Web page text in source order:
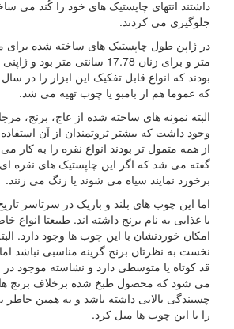
داشتند انتهای چاپستیک های خود را کُند می
جلوگیری می کردند.
متر و برای زنان 17.78 سانتی متر
که عموما هم از بامبو یا چوب تهیه می شد.
البته نمونه های ساخته شده از عاج، برنج،
وجود داشت که بیشتر ثروتمندان از آن
از همه متمول تر بودند انواع نقره را به کار
گفته می شد که اگر این چاپستیک های نقره
برخورد نمایند سیاه می شوند یا زنگ می زنند.
اما این چوب های بلند و باریک در سرتاسر
با غذایی به نام برنج داشته اند. طبیعتا انواع
امکان خوردنشان با این چوب ها وجود دارد.
نخست به نظرتان برنج گزینه مناسبی نباشد اما
قد کوتاه یا متوسطی دارد و نشاسته موجود در
می شود که محصول طبخ شده برخلاف برنج
چسبندگی بالایی داشته باشد و به همین خاطر
را با این چوب ها میل کرد.